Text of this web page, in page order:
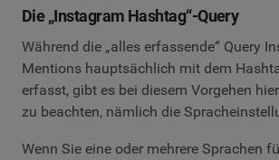
Die „Instagram Hashtag“-Query
Während die „alles erfassende“ Query
Mentions hauptsächlich mit dem
erfasst, gibt es bei diesem Vorgehen
zu beachten, nämlich die
Wenn Sie eine oder mehrere Sprachen